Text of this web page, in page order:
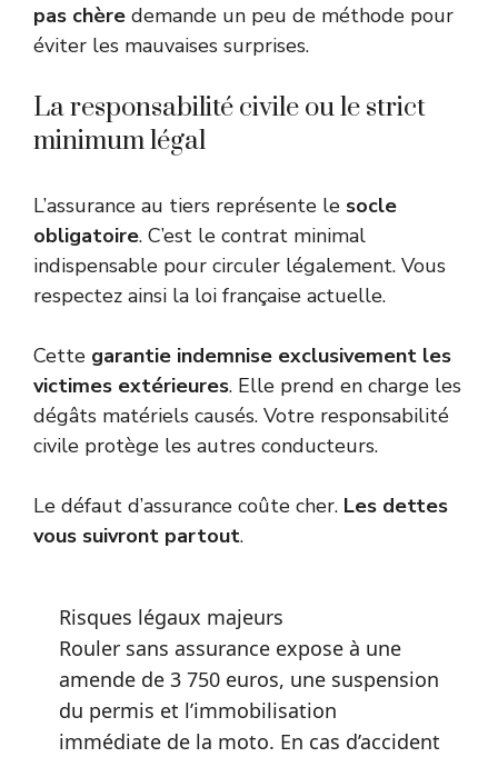
pas chère demande un peu de méthode pour
éviter les mauvaises surprises.
La responsabilité civile ou le strict
minimum légal
L’assurance au tiers représente le socle
obligatoire. C’est le contrat minimal
indispensable pour circuler légalement. Vous
respectez ainsi la loi française actuelle.
Cette garantie indemnise exclusivement les
victimes extérieures. Elle prend en charge les
dégâts matériels causés. Votre responsabilité
civile protège les autres conducteurs.
Le défaut d’assurance coûte cher. Les dettes
vous suivront partout.
Risques légaux majeurs
Rouler sans assurance expose à une
amende de 3 750 euros, une suspension
du permis et l’immobilisation
immédiate de la moto. En cas d’accident